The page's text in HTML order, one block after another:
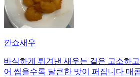
깐쇼새우
바삭하게 튀겨낸 새우는 겉은 고소하
어 씹을수록 달큰한 맛이 퍼집니다 매